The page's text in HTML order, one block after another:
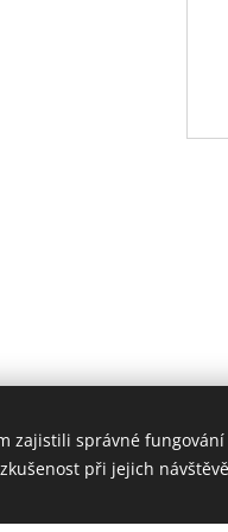
zajistili správné
při jejich